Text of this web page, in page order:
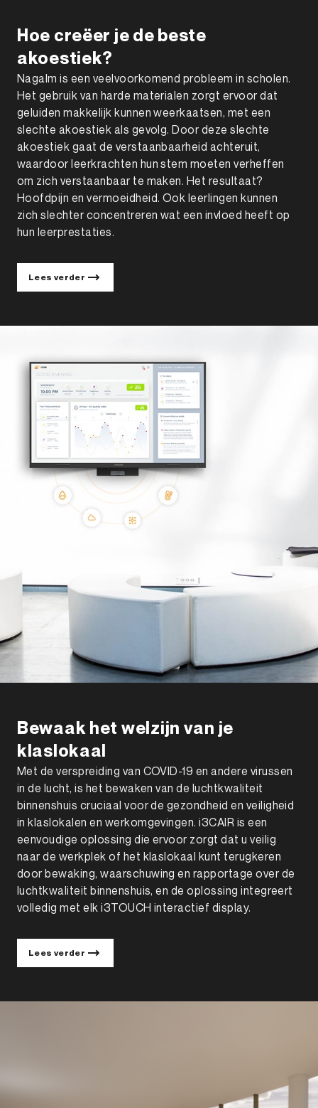
Hoe creëer je de beste
akoestiek?
Nagalm is een veelvoorkomend probleem in scholen.
Het gebruik van harde materialen zorgt ervoor dat
geluiden makkelijk kunnen weerkaatsen, met een
slechte akoestiek als gevolg. Door deze slechte
akoestiek gaat de verstaanbaarheid achteruit,
waardoor leerkrachten hun stem moeten verheffen
om zich verstaanbaar te maken. Het resultaat?
Hoofdpijn en vermoeidheid. Ook leerlingen kunnen
zich slechter concentreren wat een invloed heeft op
hun leerprestaties.
Lees verder
Bewaak het welzijn van je
klaslokaal
Met de verspreiding van COVID-19 en andere virussen
in de lucht, is het bewaken van de luchtkwaliteit
binnenshuis cruciaal voor de gezondheid en veiligheid
in klaslokalen en werkomgevingen. i3CAIR is een
eenvoudige oplossing die ervoor zorgt dat u veilig
naar de werkplek of het klaslokaal kunt terugkeren
door bewaking, waarschuwing en rapportage over de
luchtkwaliteit binnenshuis, en de oplossing integreert
volledig met elk i3TOUCH interactief display.
Lees verder